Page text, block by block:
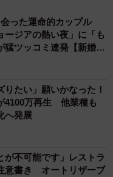
った運命的カップル
ージアの熱い夜」に「も
猛ツッコミ連発【新婚さ
りたい」願いかなった！
4100万再生 他業種も
へ発展
が不可能です」レストラ
意書き オートリザーブ